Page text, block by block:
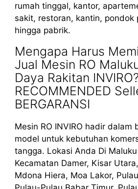
rumah tinggal, kantor,
sakit, restoran, kantin, pondok
hingga pabrik.
Mengapa Harus
Jual Mesin RO
Daya Rakitan
RECOMMENDED
BERGARANSI
Mesin RO INVIRO hadir dalam
model untuk kebutuhan
tangga. Lokasi Anda Di
Kecamatan Damer, Kisar
Mdona Hiera, Moa Lakor,